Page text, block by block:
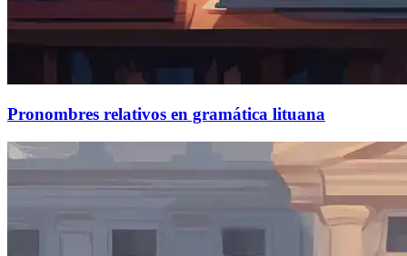
Pronombres relativos en gramática lituana